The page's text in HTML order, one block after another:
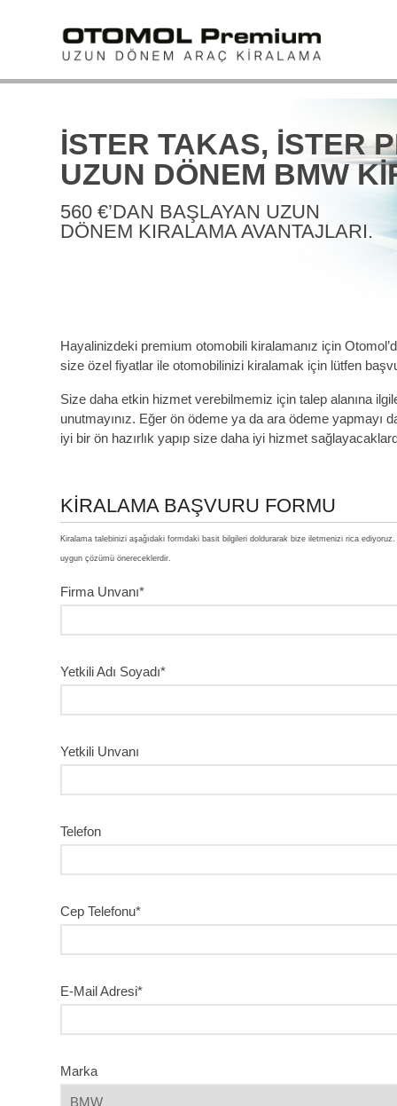
İSTER TAKAS, İSTER
UZUN DÖNEM BMW
560 €’DAN BAŞLAYAN UZUN
DÖNEM KIRALAMA AVANTAJLARI.
Hayalinizdeki premium otomobili kiralamanız için
size özel fiyatlar ile otomobilinizi kiralamak için lütfen
Size daha etkin hizmet verebilmemiz için talep alanına
unutmayınız. Eğer ön ödeme ya da ara ödeme yapmayı
iyi bir ön hazırlık yapıp size daha iyi hizmet
KİRALAMA BAŞVURU FORMU
Kiralama talebinizi aşağıdaki formdaki basit bilgileri doldurarak bize iletmenizi rica
uygun çözümü önereceklerdir.
Firma Unvanı*
Yetkili Adı Soyadı*
Yetkili Unvanı
Telefon
Cep Telefonu*
E-Mail Adresi*
Marka